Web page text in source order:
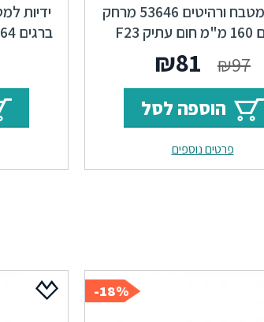
ידיות למטבח ורהיטים 53646 מרחק
ברגים 160 מ"מ חום עתיק F23
Classic₪97
המחיר
המקורי
היה:
₪97.
₪81
הנוכחי
הוא:
₪81.
הוספה לסל
פרטים נוספים
ברגים 64 מ"מ חום עתיק Base F23
18%-